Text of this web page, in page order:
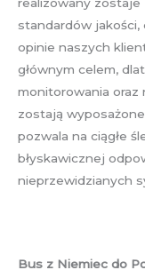
standardów
opinie naszych
głównym celem,
monitorowania oraz
zostają
pozwala na ciągłe
błyskawicznej
nieprzewidzianych
Bus z Niemiec do